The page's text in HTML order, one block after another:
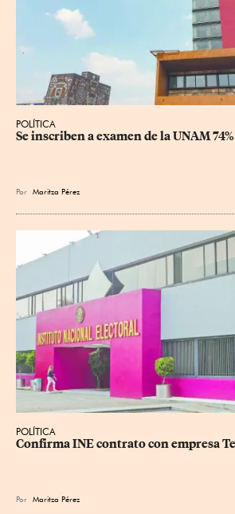
POLÍTICA
Se inscriben a examen de la UNAM
Por Maritza Pérez
POLÍTICA
Confirma INE contrato con empresa
Por Maritza Pérez